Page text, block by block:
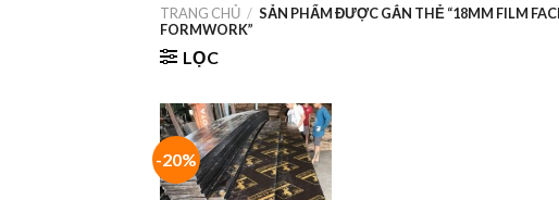
TRANG CHỦ / SẢN PHẨM ĐƯỢC GẮN THẺ “18MM FILM
FORMWORK”
LỌC
-20%